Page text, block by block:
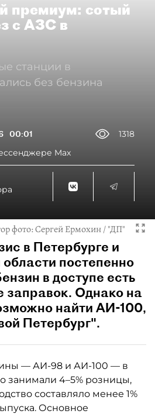
премиум: сотый
с АЗС в
станции в
без бензина
00:01
1318
Max
фото:Сергей Ермохин / "ДП"
в Петербурге и
постепенно
в доступе есть
заправок. Однако на
найти АИ-100,
Петербург".
— АИ-98 и АИ-100 — в
занимали 4–5% розницы,
составляло менее 1%
Основное